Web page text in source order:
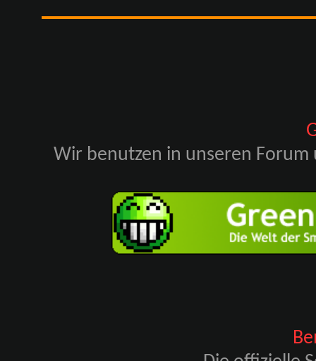
Wir benutzen in unseren Forum